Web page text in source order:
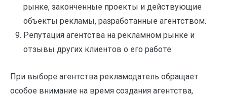
рынке, законченные проекты и действующие
объекты рекламы, разработанные агентством.
Репутация агентства на рекламном рынке и
отзывы других клиентов о его работе.
При выборе агентства рекламодатель обращает
особое внимание на время создания агентства,